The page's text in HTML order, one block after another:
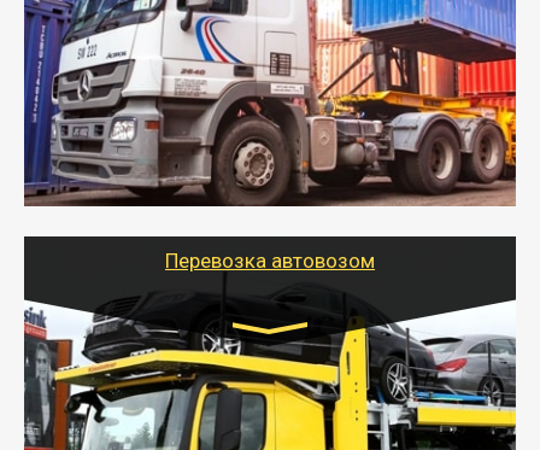
- Контейнерные грузоперевозки на специальном
оборудованном транспорте быстро, качественно и
безопасно.
- Наша транспортная компания поможет
организовать доставку в порт и из порта
стандартных контейнеров на контейнеровозе,
шаландах и площадках (открытых кузовах),
используя надежные крепления.
Перевозка автовозом
Цена за км. Рассчитывается
индивидуально